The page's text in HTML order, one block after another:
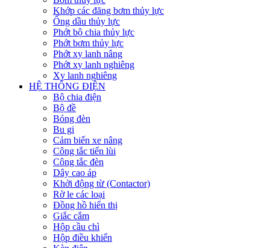
Khớp các đăng bơm thủy lực
Ống dầu thủy lực
Phớt bộ chia thủy lực
Phớt bơm thủy lực
Phớt xy lanh nâng
Phớt xy lanh nghiêng
Xy lanh nghiêng
HỆ THỐNG ĐIỆN
Bộ chia điện
Bộ đề
Bóng đèn
Bu gi
Cảm biến xe nâng
Công tắc tiến lùi
Công tắc đèn
Dây cao áp
Khởi động từ (Contactor)
Rờ le các loại
Đồng hồ hiển thị
Giắc cắm
Hộp cầu chì
Hộp điều khiển